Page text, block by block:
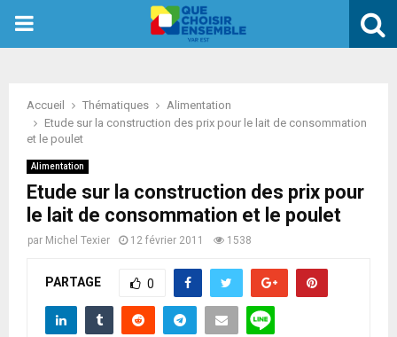
PRIMARY
Accueil Thématiques
Alimentation
Etude sur la construction des prix pour le lait de consommation
et le poulet
Alimentation
Etude sur la construction des prix pour
le lait de consommation et le poulet
par Michel Texier 12 février 2011 1538
PARTAGE 0